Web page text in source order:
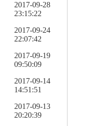
2017-09-28
23:15:22
2017-09-24
22:07:42
2017-09-19
09:50:09
2017-09-14
14:51:51
2017-09-13
20:20:39